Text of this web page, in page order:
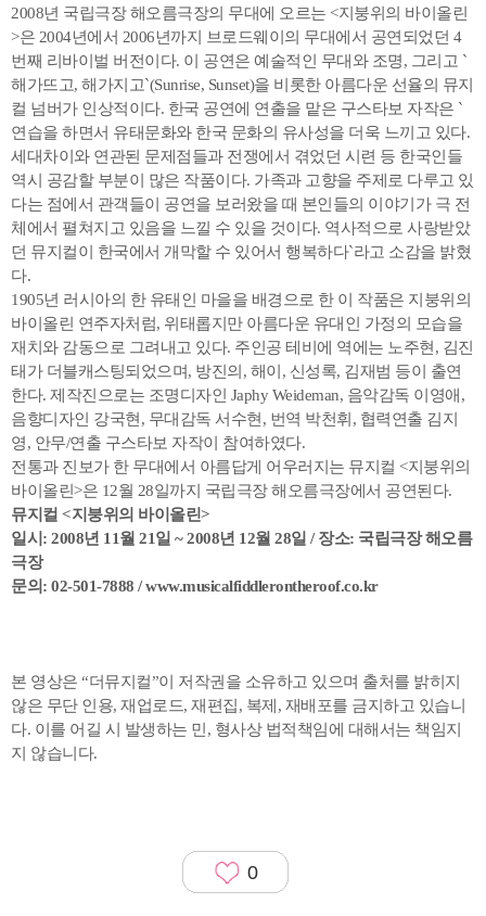
2008년 국립극장 해오름극장의 무대에 오르는 <지붕위의 바이올린
>은 2004년에서 2006년까지 브로드웨이의 무대에서 공연되었던 4
번째 리바이벌 버전이다. 이 공연은 예술적인 무대와 조명, 그리고 `
해가뜨고, 해가지고`(Sunrise, Sunset)을 비롯한 아름다운 선율의 뮤지
컬 넘버가 인상적이다. 한국 공연에 연출을 맡은 구스타보 자작은 `
연습을 하면서 유태문화와 한국 문화의 유사성을 더욱 느끼고 있다.
세대차이와 연관된 문제점들과 전쟁에서 겪었던 시련 등 한국인들
역시 공감할 부분이 많은 작품이다. 가족과 고향을 주제로 다루고 있
다는 점에서 관객들이 공연을 보러왔을 때 본인들의 이야기가 극 전
체에서 펼쳐지고 있음을 느낄 수 있을 것이다. 역사적으로 사랑받았
던 뮤지컬이 한국에서 개막할 수 있어서 행복하다`라고 소감을 밝혔
다.
1905년 러시아의 한 유태인 마을을 배경으로 한 이 작품은 지붕위의
바이올린 연주자처럼, 위태롭지만 아름다운 유대인 가정의 모습을
재치와 감동으로 그려내고 있다. 주인공 테비에 역에는 노주현, 김진
태가 더블캐스팅되었으며, 방진의, 해이, 신성록, 김재범 등이 출연
한다. 제작진으로는 조명디자인 Japhy Weideman, 음악감독 이영애,
음향디자인 강국현, 무대감독 서수현, 번역 박천휘, 협력연출 김지
영, 안무/연출 구스타보 자작이 참여하였다.
전통과 진보가 한 무대에서 아름답게 어우러지는 뮤지컬 <지붕위의
바이올린>은 12월 28일까지 국립극장 해오름극장에서 공연된다.
뮤지컬 <지붕위의 바이올린>
일시: 2008년 11월 21일 ~ 2008년 12월 28일 / 장소: 국립극장 해오름
극장
문의: 02-501-7888 /www.musicalfiddlerontheroof.co.kr
본 영상은 “더뮤지컬”이 저작권을 소유하고 있으며 출처를 밝히지
않은 무단 인용, 재업로드, 재편집, 복제, 재배포를 금지하고 있습니
다. 이를 어길 시 발생하는 민, 형사상 법적책임에 대해서는 책임지
지 않습니다.
0